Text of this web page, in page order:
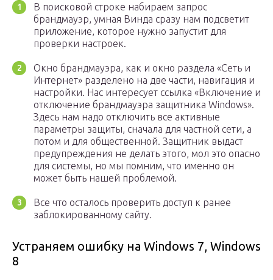
В поисковой строке набираем запрос
брандмауэр, умная Винда сразу нам подсветит
приложение, которое нужно запустит для
проверки настроек.
Окно брандмауэра, как и окно раздела «Сеть и
Интернет» разделено на две части, навигация и
настройки. Нас интересует ссылка «Включение и
отключение брандмауэра защитника Windows».
Здесь нам надо отключить все активные
параметры защиты, сначала для частной сети, а
потом и для общественной. Защитник выдаст
предупреждения не делать этого, мол это опасно
для системы, но мы помним, что именно он
может быть нашей проблемой.
Все что осталось проверить доступ к ранее
заблокированному сайту.
Устраняем ошибку на Windows 7, Windows
8